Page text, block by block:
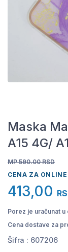
Maska
A15 4G/
MP 590.00 RSD
CENA ZA
413,00
Porez je uračunat u
Cena dostave za
Šifra : 607206